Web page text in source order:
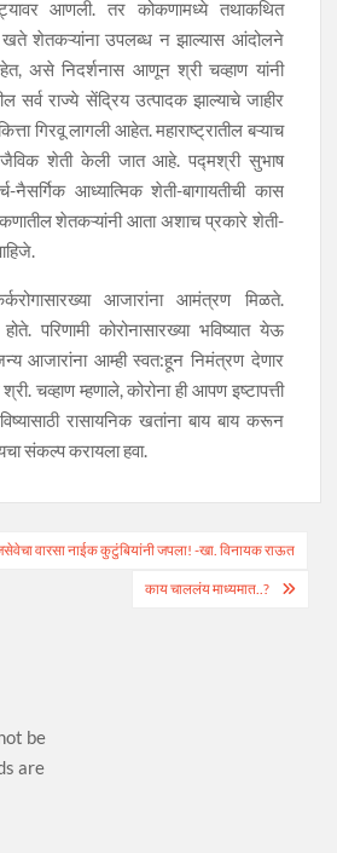
आणली. तर कोकणामध्ये तथाकथित
शेतकऱ्यांना उपलब्ध न झाल्यास आंदोलने
असे निदर्शनास आणून श्री चव्हाण यांनी
सर्व राज्ये सेंद्रिय उत्पादक झाल्याचे जाहीर
गिरवू लागली आहेत. महाराष्ट्रातील बऱ्याच
जैविक शेती केली जात आहे. पद्मश्री सुभाष
नैसर्गिक आध्यात्मिक शेती-बागायतीची कास
शेतकऱ्यांनी आता अशाच प्रकारे शेती-
आजारांना आमंत्रण मिळते.
परिणामी कोरोनासारख्या भविष्यात येऊ
आजारांना आम्ही स्वत:हून निमंत्रण देणार
चव्हाण म्हणाले, कोरोना ही आपण इष्टापत्ती
रासायनिक खतांना बाय बाय करून
संकल्प करायला हवा.
वारसा नाईक कुटुंबियांनी जपला! -खा. विनायक राऊत
काय चाललंय माध्यमात..?
be
are